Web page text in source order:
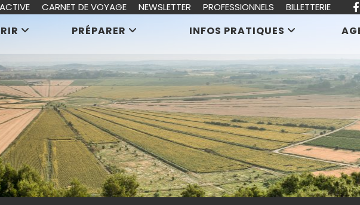
PRÉPARER INFOS PRATIQUES
CARNET DE VOYAGE NEWSLETTER PROFESSIONNELS BILLETTERIE